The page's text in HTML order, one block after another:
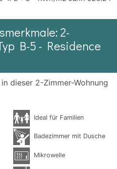
2-
B-5 - Residence
dieser 2-Zimmer-Wohnung
Ideal für Familien
Badezimmer mit Dusche
Mikrowelle